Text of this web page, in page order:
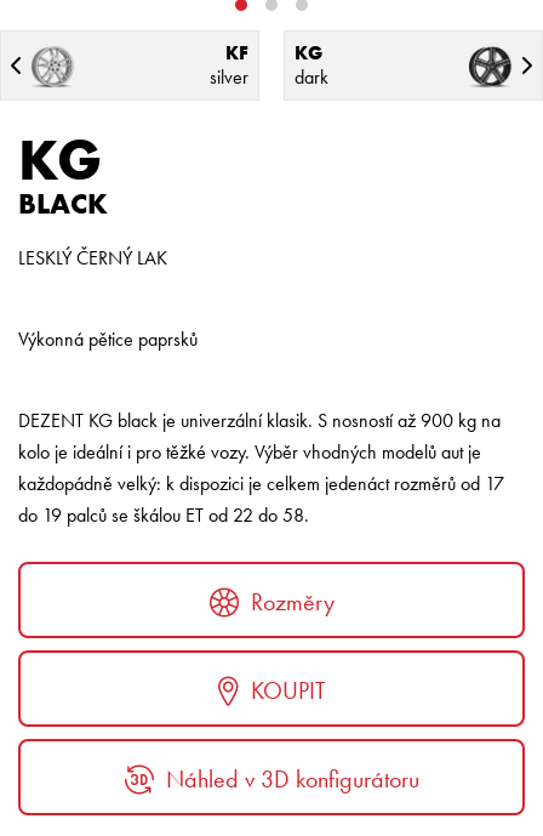
KF
silver
KG
dark
KG
BLACK
LESKLÝ ČERNÝ LAK
Výkonná pětice paprsků
DEZENT KG black je univerzální klasik. S nosností až 900 kg na
kolo je ideální i pro těžké vozy. Výběr vhodných modelů aut je
každopádně velký: k dispozici je celkem jedenáct rozměrů od 17
do 19 palců se škálou ET od 22 do 58.
Rozměry
KOUPIT
Náhled v 3D konfigurátoru